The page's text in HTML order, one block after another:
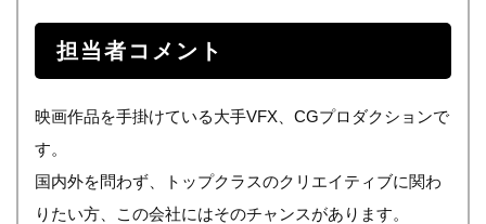
担当者コメント
映画作品を手掛けている大手VFX、CGプロダクションで
す。
国内外を問わず、トップクラスのクリエイティブに関わ
りたい方、この会社にはそのチャンスがあります。